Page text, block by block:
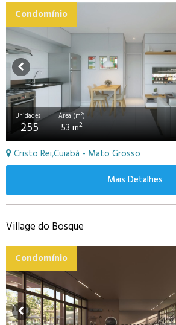
Condomínio
Unidades
255
Área (m²)
53 m2
Cristo Rei,Cuiabá - Mato Grosso
Mais Detalhes
Village do Bosque
Condomínio